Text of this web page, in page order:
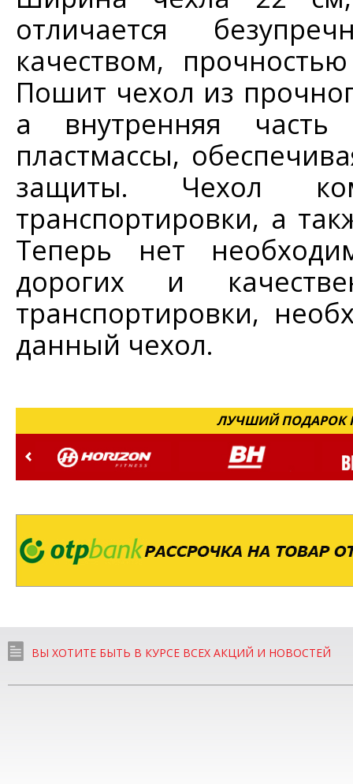
отличается
качеством,
Пошит чехол из
а внутренняя
пластмассы,
защиты. Чехол
транспортировки, а
Теперь нет
дорогих и
транспортировки,
данный чехол.
ЛУЧШИЙ ПОДАРОК
ВЫ ХОТИТЕ БЫТЬ В КУРСЕ ВСЕХ АКЦИЙ И НОВОСТЕЙ